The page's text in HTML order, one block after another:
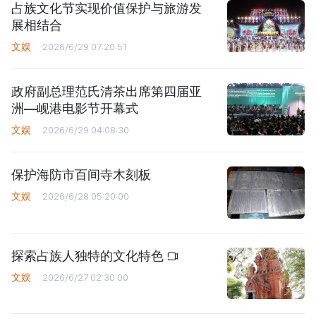
占族文化节实现价值保护与旅游发
展相结合
文娱 2026/6/29 07:20:51
政府副总理范氏清茶出席第四届亚
洲—岘港电影节开幕式
文娱 2026/6/29 04:08:30
保护海防市百间寺木刻板
文娱 2026/6/28 05:20:00
探索占族人独特的文化特色
文娱 2026/6/27 02:30:00